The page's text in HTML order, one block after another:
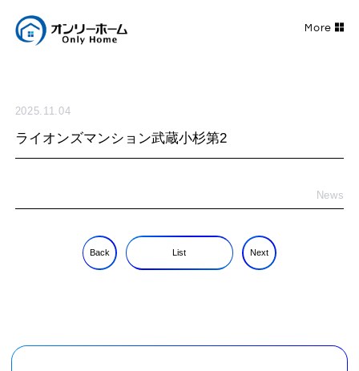
2025.11.04
ライオンズマンション武蔵小杉第2
News
Back List Next